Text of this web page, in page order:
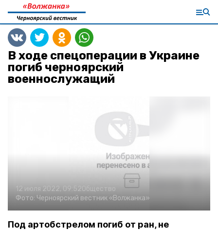
В ходе спецоперации в Украине
погиб черноярский
военнослужащий
12 июля 2022, 09:52Общество
Фото: Черноярский вестник «Волжанка»
Под артобстрелом погиб от ран, не